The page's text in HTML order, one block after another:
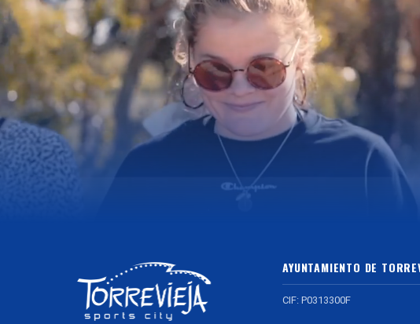
AYUNTAMIENTO DE
CIF: P0313300F